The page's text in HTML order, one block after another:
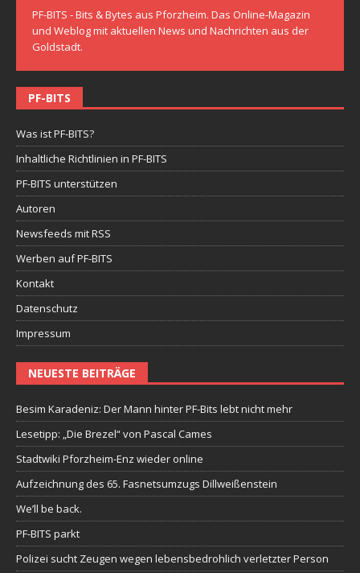
PF-BITS - Bits & Bytes aus Pforzheim. Das Online-Magazin
und Weblog mit aktuellen News und Nachrichten aus der
Goldstadt.
PF-BITS
Was ist PF-BITS?
Inhaltliche Richtlinien in PF-BITS
PF-BITS unterstützen
Autoren
Newsfeeds mit RSS
Werben auf PF-BITS
Kontakt
Datenschutz
Impressum
NEUESTE BEITRÄGE
Besim Karadeniz: Der Mann hinter PF-Bits lebt nicht mehr
Lesetipp: „Die Brezel“ von Pascal Cames
Stadtwiki Pforzheim-Enz wieder online
Aufzeichnung des 65. Fasnetsumzugs Dillweißenstein
We’ll be back.
PF-BITS parkt
Polizei sucht Zeugen wegen lebensbedrohlich verletzter Person